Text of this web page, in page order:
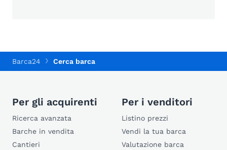
Barca24 Cerca barca
Per gli acquirenti
Ricerca avanzata
Barche in vendita
Cantieri
Per i venditori
Listino prezzi
Vendi la tua barca
Valutazione barca